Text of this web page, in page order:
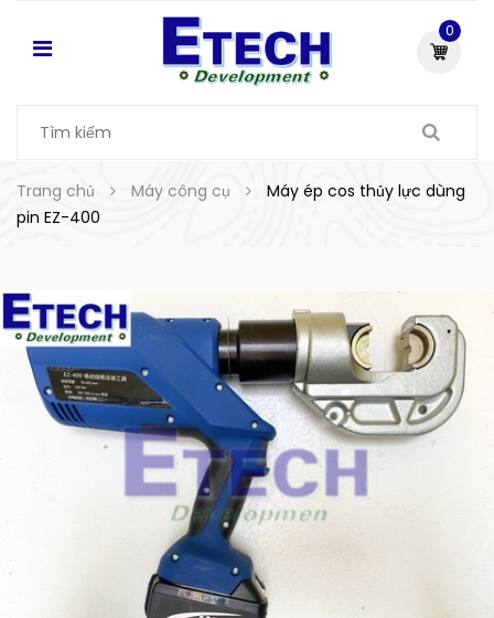
0
Trang chủ Máy công cụ
Máy ép cos thủy lực dùng
pin EZ-400